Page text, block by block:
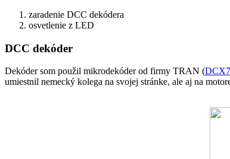
zaradenie DCC dekódera
osvetlenie z LED
DCC dekóder
Dekóder som použil mikrodekóder od firmy TRAN (
umiestnil nemecký kolega na svojej stránke, ale aj na